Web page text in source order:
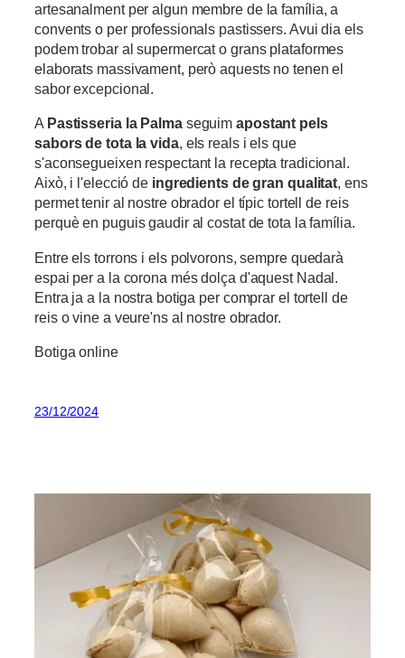
artesanalment per algun membre de la família, a
convents o per professionals pastissers. Avui dia els
podem trobar al supermercat o grans plataformes
elaborats massivament, però aquests no tenen el
sabor excepcional.
A Pastisseria la Palmaseguimapostant pels
sabors de tota la vida, els reals i els que
s'aconsegueixen respectant la recepta tradicional.
Això, i l'elecció de ingredients de gran qualitat, ens
permet tenir al nostre obrador el típic tortell de reis
perquè en puguis gaudir al costat de tota la família.
Entre els torrons i els polvorons, sempre quedarà
espai per a la corona més dolça d'aquest Nadal.
Entra ja a la nostra botiga per comprar el tortell de
reis o vine a veure'ns al nostre obrador.
Botiga online
23/12/2024